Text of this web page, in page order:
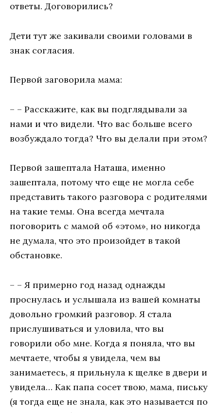
ответы. Договорились?
Дети тут же закивали своими головами в
знак согласия.
Первой заговорила мама:
– – Расскажите, как вы подглядывали за
нами и что видели. Что вас больше всего
возбуждало тогда? Что вы делали при этом?
Первой зашептала Наташа, именно
зашептала, потому что еще не могла себе
представить такого разговора с родителями
на такие темы. Она всегда мечтала
поговорить с мамой об «этом», но никогда
не думала, что это произойдет в такой
обстановке.
– – Я примерно год назад однажды
проснулась и услышала из вашей комнаты
довольно громкий разговор. Я стала
прислушиваться и уловила, что вы
говорили обо мне. Когда я поняла, что вы
мечтаете, чтобы я увидела, чем вы
занимаетесь, я прильнула к щелке в двери и
увидела… Как папа сосет твою, мама, письку
(я тогда еще не знала, как это называется по